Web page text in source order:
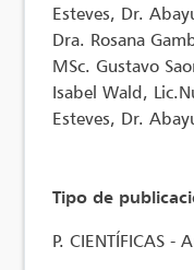
Esteves, Dr.
Dra. Rosana
MSc. Gustavo
Isabel Wald,
Esteves, Dr.
Tipo de
P. CIENTÍFICAS -